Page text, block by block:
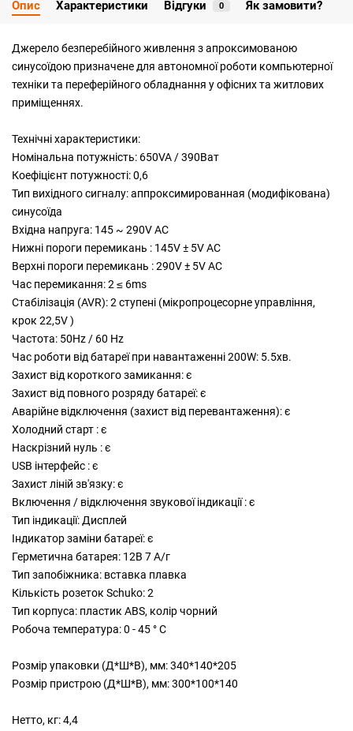
Опис Характеристики Відгуки 0 Як замовити?
Джерело безперебійного живлення з апроксимованою
синусоїдою призначене для автономної роботи компьютерної
техніки та переферійного обладнання у офісних та житлових
приміщеннях.
Технічні характеристики:
Номінальна потужність: 650VA / 390Ват
Коефіцієнт потужності: 0,6
Тип вихідного сигналу: аппроксимированная (модифікована)
синусоїда
Вхідна напруга: 145 ~ 290V AC
Нижні пороги перемикань : 145V ± 5V AC
Верхні пороги перемикань : 290V ± 5V AC
Час перемикання: 2 ≤ 6ms
Стабілізація (AVR): 2 ступені (мікропроцесорне управління,
крок 22,5V )
Частота: 50Hz / 60 Hz
Час роботи від батареї при навантаженні 200W: 5.5хв.
Захист від короткого замикання: є
Захист від повного розряду батареї: є
Аварійне відключення (захист від перевантаження): є
Холодний старт : є
Наскрізний нуль : є
USB інтерфейс : є
Захист ліній зв'язку: є
Включення / відключення звукової індикації : є
Тип індикації: Дисплей
Індикатор заміни батареї: є
Герметична батарея: 12В 7 А/г
Тип запобіжника: вставка плавка
Кількість розеток Schuko: 2
Тип корпуса: пластик ABS, колір чорний
Робоча температура: 0 - 45 ° С
Розмір упаковки (Д*Ш*В), мм: 340*140*205
Розмір пристрою (Д*Ш*В), мм: 300*100*140
Нетто, кг: 4,4